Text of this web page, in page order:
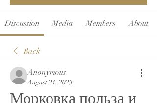
Discussion Media Members About
Back
Anonymous
August 24, 2023
Морковка польза и